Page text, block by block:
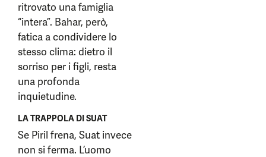
ritrovato una famiglia
“intera”. Bahar, però,
fatica a condividere lo
stesso clima: dietro il
sorriso per i figli, resta
una profonda
inquietudine.
LA TRAPPOLA DI SUAT
Se Piril frena, Suat invece
non si ferma. L’uomo